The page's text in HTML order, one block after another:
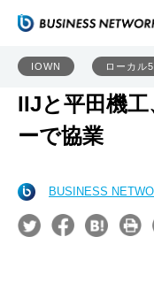
IOWN ローカル
IIJと平田機
ーで協業
BUSINESS